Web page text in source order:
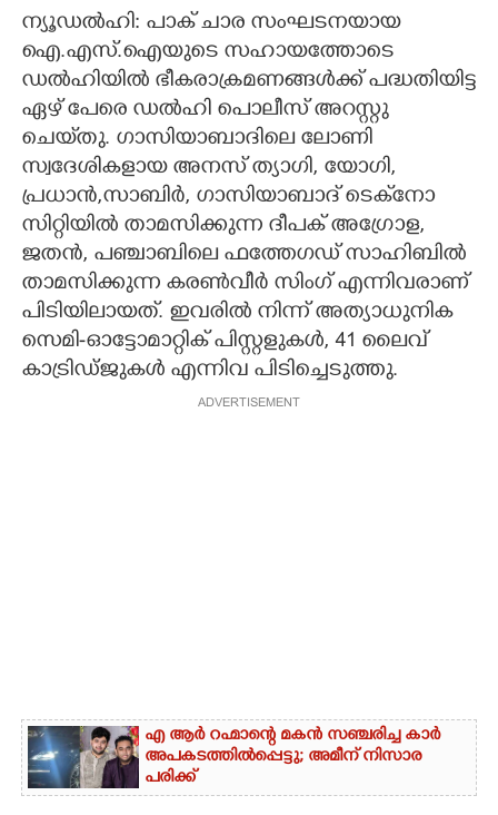
CARTOONS
LITERATURE
ZOOM
CONTACT US
ന്യൂഡൽഹി: പാക് ചാര സംഘടനയായ
ഐ.എസ്‌.ഐയുടെ സഹായത്തോടെ
ഡൽഹിയിൽ ഭീകരാക്രമണങ്ങൾക്ക് പദ്ധതിയിട്ട
ഏഴ് പേരെ ഡൽഹി പൊലീസ് അറസ്റ്റു
ചെയ്‌തു. ഗാസിയാബാദിലെ ലോണി
സ്വദേശികളായ അനസ് ത്യാഗി, യോഗി,
പ്രധാൻ,സാബിർ, ഗാസിയാബാദ് ടെക്‌നോ
സിറ്റിയിൽ താമസിക്കുന്ന ദീപക് അഗ്രോള,
ജതൻ, പഞ്ചാബിലെ ഫത്തേഗഡ് സാഹിബിൽ
താമസിക്കുന്ന കരൺവീർ സിംഗ് എന്നിവരാണ്
പിടിയിലായത്. ഇവരിൽ നിന്ന് അത്യാധുനിക
സെമി-ഓട്ടോമാറ്റിക് പിസ്റ്റളുകൾ, 41 ലൈവ്
കാട്രിഡ്ജുകൾ എന്നിവ പിടിച്ചെടുത്തു.
ADVERTISEMENT
എ ആർ റഹ്മാന്റെ മകൻ സഞ്ചരിച്ച കാർ
അപകടത്തിൽപ്പെട്ടു; അമീന് നിസാര
പരിക്ക്